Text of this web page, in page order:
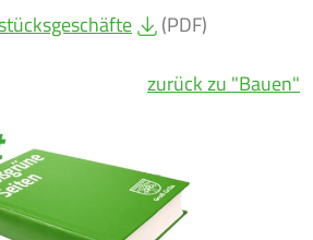
(PDF)
zurück zu "Bauen"